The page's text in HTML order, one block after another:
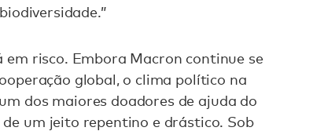
em risco. Embora Macron continue se
global, o clima político na
dos maiores doadores de ajuda do
um jeito repentino e drástico. Sob